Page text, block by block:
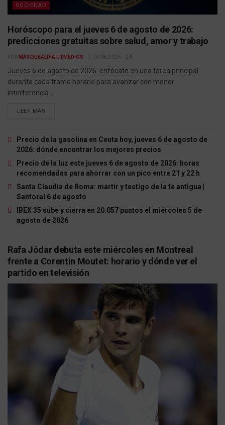
SOCIEDAD
Horóscopo para el jueves 6 de agosto de 2026:
predicciones gratuitas sobre salud, amor y trabajo
POR MASQUEALDIA UTMEDIOS 06/08/2026
Jueves 6 de agosto de 2026: enfócate en una tarea principal
durante cada tramo horario para avanzar con menor
interferencia...
LEER MÁS
Precio de la gasolina en Ceuta hoy, jueves 6 de agosto de
2026: dónde encontrar los mejores precios
Precio de la luz este jueves 6 de agosto de 2026: horas
recomendadas para ahorrar con un pico entre 21 y 22 h
Santa Claudia de Roma: mártir y testigo de la fe antigua |
Santoral 6 de agosto
IBEX 35 sube y cierra en 20.057 puntos el miércoles 5 de
agosto de 2026
Rafa Jódar debuta este miércoles en Montreal
frente a Corentin Moutet: horario y dónde ver el
partido en televisión